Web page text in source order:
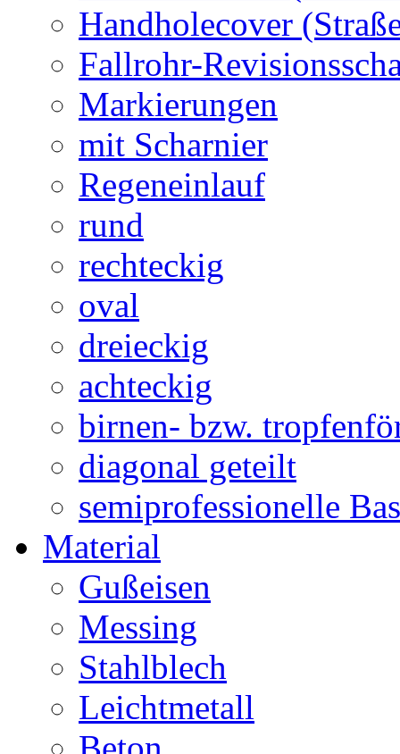
Handholecover
Fallrohr-
Markierungen
mit Scharnier
Regeneinlauf
rund
rechteckig
oval
dreieckig
achteckig
birnen- bzw.
diagonal geteilt
semiprofessionelle
Material
Gußeisen
Messing
Stahlblech
Leichtmetall